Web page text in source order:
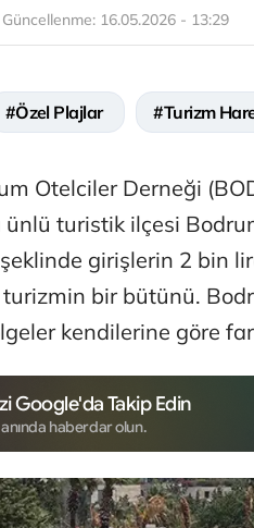
16.05.2026 - 13:29
#Özel Plajlar #Turizm
Otelciler Derneği
turistik ilçesi
girişlerin 2 bin
bir bütünü.
kendilerine göre
Google'da Takip Edin
haberdar olun.